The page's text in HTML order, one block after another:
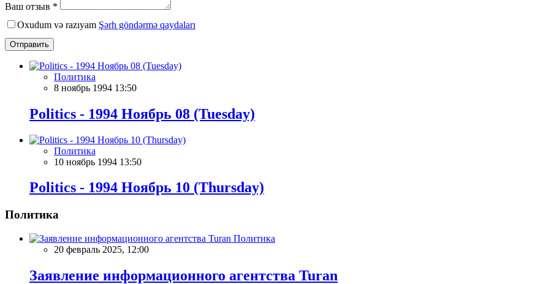
Ваш отзыв *
Oxudum və razıyam Şərh göndərmə qaydaları
Отправить
Политика
8 ноябрь 1994 13:50
Politics - 1994 Ноябрь 08 (Tuesday)
Политика
10 ноябрь 1994 13:50
Politics - 1994 Ноябрь 10 (Thursday)
Политика
Политика
20 февраль 2025, 12:00
Заявление информационного агентства Turan